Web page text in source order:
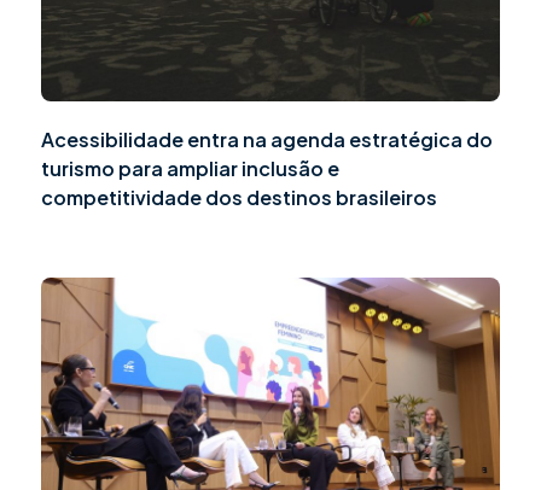
Acessibilidade entra na agenda estratégica do
turismo para ampliar inclusão e
competitividade dos destinos brasileiros